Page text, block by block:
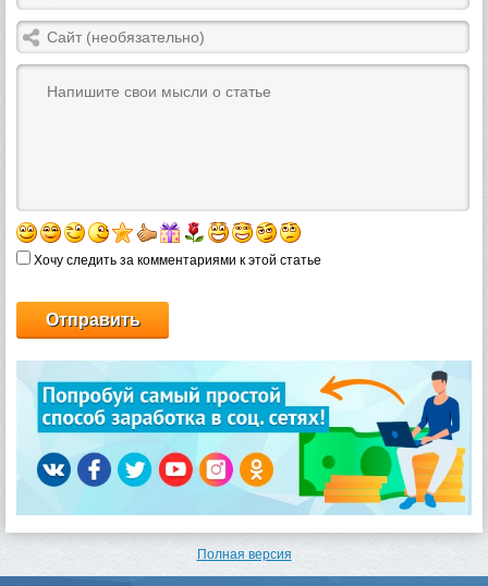
Хочу следить за комментариями к этой статье
Полная версия